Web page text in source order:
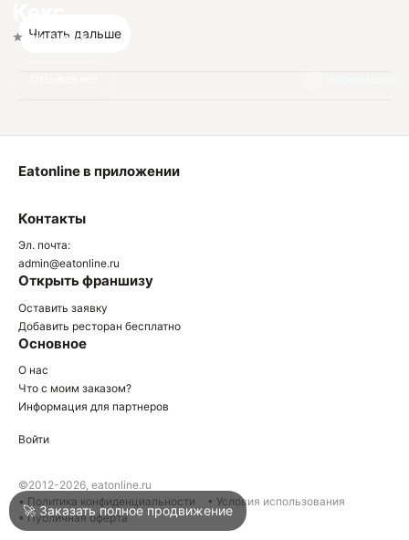
Войти
Написать в техподдержку
Нет оценок
Читать дальше
Контакты
Эл. почта:
admin@eatonline.ru
Открыть франшизу
Оставить заявку
Добавить ресторан бесплатно
Основное
О нас
Что с моим заказом?
Информация для партнеров
Eatonline в приложении
Войти
©2012-2026, eatonline.ru
• Политика конфиденциальности
• Условия использования
• Публичная оферта
🚀 Заказать полное продвижение